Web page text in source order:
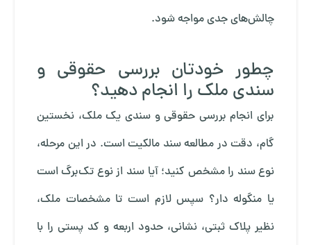
چالش‌های جدی مواجه شود.
چطور خودتان بررسی حقوقی و
سندی ملک را انجام دهید؟
برای انجام بررسی حقوقی و سندی یک ملک، نخستین
گام، دقت در مطالعه سند مالکیت است. در این مرحله،
نوع سند را مشخص کنید؛ آیا سند از نوع تک‌برگ است
یا منگوله دار؟ سپس لازم است تا مشخصات ملک،
نظیر پلاک ثبتی، نشانی، حدود اربعه و کد پستی را با